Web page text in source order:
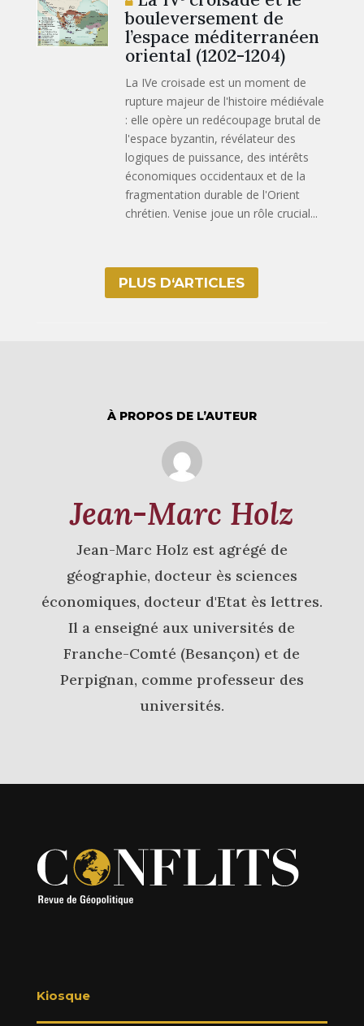
bouleversement de
l’espace méditerranéen
oriental (1202-1204)
La IVe croisade est un moment de
rupture majeur de l'histoire médiévale
: elle opère un redécoupage brutal de
l'espace byzantin, révélateur des
logiques de puissance, des intérêts
économiques occidentaux et de la
fragmentation durable de l'Orient
chrétien. Venise joue un rôle crucial...
PLUS D‘ARTICLES
À PROPOS DE L’AUTEUR
Jean-Marc Holz
Jean-Marc Holz est agrégé de
géographie, docteur ès sciences
économiques, docteur d'Etat ès lettres.
Il a enseigné aux universités de
Franche-Comté (Besançon) et de
Perpignan, comme professeur des
universités.
Kiosque